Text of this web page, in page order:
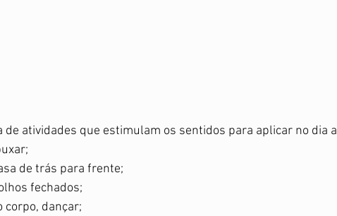
de atividades que estimulam os sentidos para aplicar no dia
de trás para frente;
fechados;
corpo, dançar;